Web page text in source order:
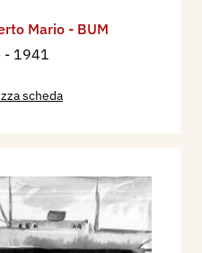
Mario - BUM
- 1941
scheda